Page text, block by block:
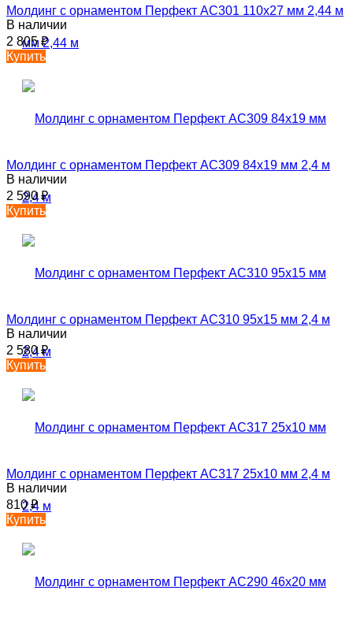
Молдинг с орнаментом Перфект AC301 110х27 мм 2,44 м
В наличии
2 805₽
Купить
Молдинг с орнаментом Перфект AC309 84х19 мм 2,4 м
В наличии
2 590₽
Купить
Молдинг с орнаментом Перфект AC310 95х15 мм 2,4 м
В наличии
2 580₽
Купить
Молдинг с орнаментом Перфект AC317 25х10 мм 2,4 м
В наличии
810₽
Купить